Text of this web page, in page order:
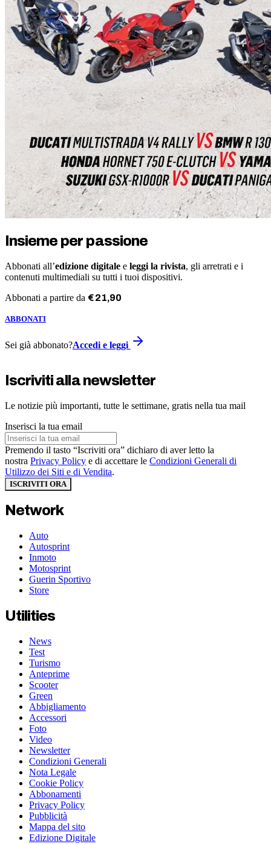
Insieme per passione
Abbonati all’edizione digitale e leggi la rivista, gli arretrati e i
contenuti multimediali su tutti i tuoi dispositivi.
Abbonati a partire da €21,90
ABBONATI
Sei già abbonato?Accedi e leggi
Iscriviti alla newsletter
Le notizie più importanti, tutte le settimane, gratis nella tua mail
Inserisci la tua email
Premendo il tasto “Iscriviti ora” dichiaro di aver letto la
nostra Privacy Policy e di accettare le Condizioni Generali di
Utilizzo dei Siti e di Vendita.
ISCRIVITI ORA
Network
Auto
Autosprint
Inmoto
Motosprint
Guerin Sportivo
Store
Utilities
News
Test
Turismo
Anteprime
Scooter
Green
Abbigliamento
Accessori
Foto
Video
Newsletter
Condizioni Generali
Nota Legale
Cookie Policy
Abbonamenti
Privacy Policy
Pubblicità
Mappa del sito
Edizione Digitale